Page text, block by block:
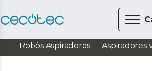
Robôs Aspiradores Aspiradores